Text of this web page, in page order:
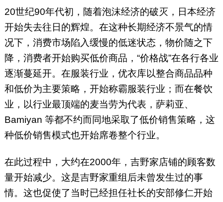
20世纪90年代初，随着泡沫经济的破灭，日本经济
开始失去往日的辉煌。在这种长期经济不景气的情
况下，消费市场陷入缓慢的低迷状态，物价随之下
降，消费者开始购买低价商品，“价格战”在各行各业
逐渐蔓延开。在服装行业，优衣库以整合商品品种
和低价为主要策略，开始称霸服装行业；而在餐饮
业，以行业最顶端的麦当劳为代表，萨莉亚、
Bamiyan 等都不约而同地采取了低价销售策略，这
种低价销售模式也开始席卷整个行业。
在此过程中，大约在2000年，吉野家店铺的顾客数
量开始减少。这是吉野家重组后未曾发生过的事
情。这也促使了当时已经担任社长的安部修仁开始